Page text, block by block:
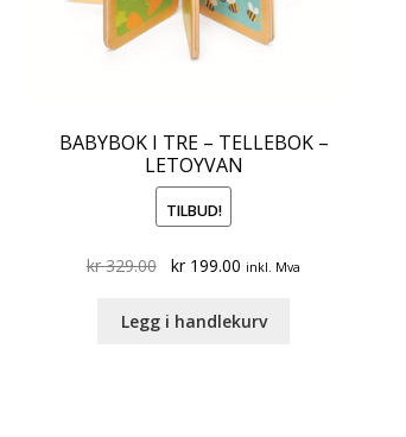
BABYBOK I TRE – TELLEBOK –
LETOYVAN
TILBUD!
kr329.00
Original
was:
kr199.00 Current
is:
inkl. Mva
Legg i handlekurv